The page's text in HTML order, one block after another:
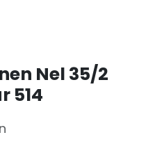
Nel 35/2
514